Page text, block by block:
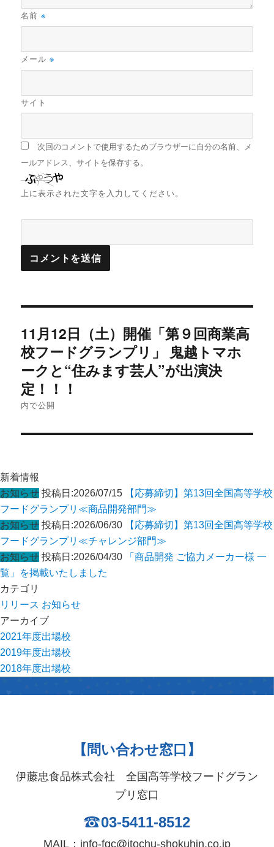
名前※
メール※
サイト
次回のコメントで使用するためブラウザーに自分の名前、メ
ールアドレス、サイトを保存する。
上に表示された文字を入力してください。
稿
ナ
ビ
ゲ
ー
シ
11月12日（土）開催「第９回商業高
校フードグランプリ」 鬼越トマホ
ークと“住みます芸人”が出演決
定！！！
内で公開
新着情報
お知らせ 投稿日:2026/07/15
【応募締切】第13回全国高等学校
フードグランプリ≪商品開発部門≫
お知らせ 投稿日:2026/06/30
【応募締切】第13回全国高等学校
フードグランプリ≪チャレンジ部門≫
お知らせ 投稿日:2026/04/30
「商品開発 ご協力メーカー様 一
覧」を掲載いたしました
カテゴリ
リリース お知らせ
アーカイブ
2021年度出場校
2019年度出場校
2018年度出場校
【問い合わせ窓口】
伊藤忠食品株式会社 全国高等学校フードグラン
プリ窓口
03-5411-8512
MAIL：info-fgc@itochu-shokuhin.co.jp